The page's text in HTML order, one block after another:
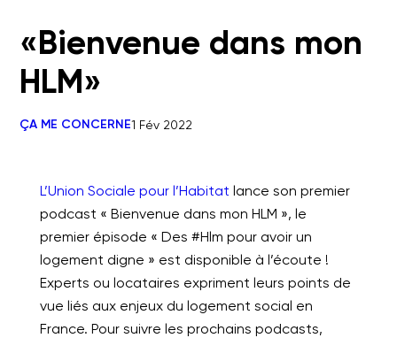
«Bienvenue dans mon
HLM»
ÇA ME CONCERNE1 Fév 2022
L’Union Sociale pour l’Habitat lance son premier
podcast « Bienvenue dans mon HLM », le
premier épisode « Des #Hlm pour avoir un
logement digne » est disponible à l’écoute !
Experts ou locataires expriment leurs points de
vue liés aux enjeux du logement social en
France. Pour suivre les prochains podcasts,